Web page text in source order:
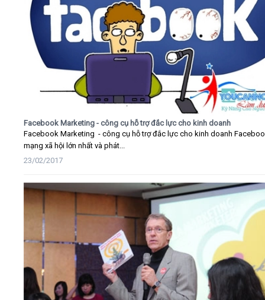
Facebook Marketing - công cụ hỗ trợ đắc lực cho kinh doanh
Facebook Marketing - công cụ hỗ trợ đắc lực cho kinh doanh
mạng xã hội lớn nhất và phát...
23/02/2017